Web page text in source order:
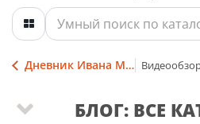
Дневник Ивана Мордовина
БЛОГ: ВСЕ